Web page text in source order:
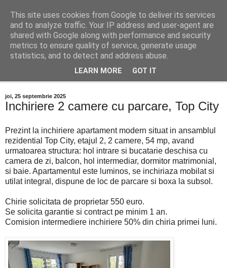
Distinct Imobiliare
Adrian Cocis 0742 129 909 ; Vasile Baciu 0768 440 185
joi, 25 septembrie 2025
Inchiriere 2 camere cu parcare, Top City
Prezint la inchiriere apartament modern situat in ansamblul
rezidential Top City, etajul 2, 2 camere, 54 mp, avand
urmatoarea structura: hol intrare si bucatarie deschisa cu
camera de zi, balcon, hol intermediar, dormitor matrimonial,
si baie. Apartamentul este luminos, se inchiriaza mobilat si
utilat integral, dispune de loc de parcare si boxa la subsol.
Chirie solicitata de proprietar 550 euro.
Se solicita garantie si contract pe minim 1 an.
Comision intermediere inchiriere 50% din chiria primei luni.
This site uses cookies from Google to deliver its services
and to analyze traffic. Your IP address and user-agent are
shared with Google along with performance and security
metrics to ensure quality of service, generate usage
statistics, and to detect and address abuse.
LEARN MORE GOT IT